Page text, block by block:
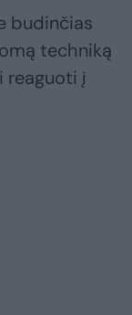
budinčias
techniką
reaguoti į